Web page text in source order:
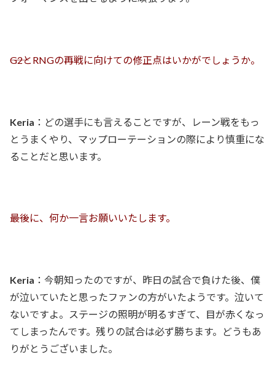
――G2とRNGの再戦に向けての修正点はいかがでしょうか。
Keria ：どの選手にも言えることですが、レーン戦をもっ
とうまくやり、マップローテーションの際により慎重にな
ることだと思います。
――最後に、何か一言お願いいたします。
Keria ：今朝知ったのですが、昨日の試合で負けた後、僕
が泣いていたと思ったファンの方がいたようです。泣いて
ないですよ。ステージの照明が明るすぎて、目が赤くなっ
てしまったんです。残りの試合は必ず勝ちます。どうもあ
りがとうございました。